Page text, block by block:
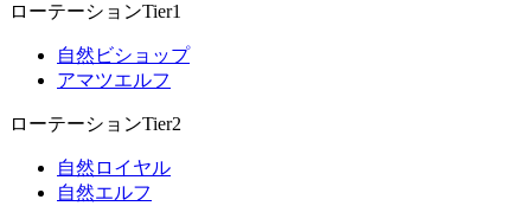
ローテーションTier1
自然ビショップ
アマツエルフ
ローテーションTier2
自然ロイヤル
自然エルフ